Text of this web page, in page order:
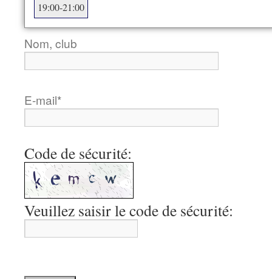
19:00-21:00
Nom, club
E-mail*
Code de sécurité:
Veuillez saisir le code de sécurité: